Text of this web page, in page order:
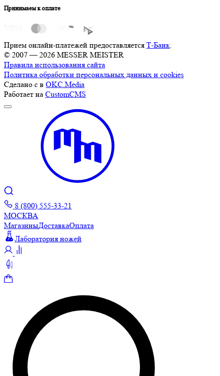
Принимаем к оплате
Прием онлайн-платежей предоставляется Т-Банк.
© 2007 — 2026 MESSER MEISTER
Правила использования сайта
Политика обработки персональных данных и cookies
Сделано с в OKC.Media
Работает на CustomCMS
8 (800) 555-33-21
МОСКВА
МагазиныДоставкаОплата
Лаборатория ножей